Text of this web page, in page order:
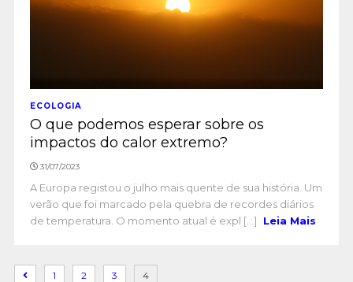
ECOLOGIA
O que podemos esperar sobre os
impactos do calor extremo?
31/07/2023
A Europa registou o julho mais quente de sua história. Um
verão que foi marcado pela quebra de recordes diários
de temperatura. O momento atual é expl [...]
Leia Mais
1 2 3 4